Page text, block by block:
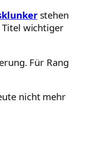
stehen
wichtiger
Für Rang
nicht mehr